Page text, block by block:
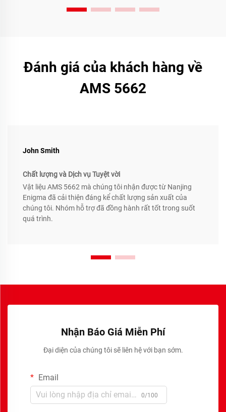
Đánh giá của khách hàng về
AMS 5662
John Smith
Chất lượng và Dịch vụ Tuyệt vời
Vật liệu AMS 5662 mà chúng tôi nhận được từ Nanjing
Enigma đã cải thiện đáng kể chất lượng sản xuất của
chúng tôi. Nhóm hỗ trợ đã đồng hành rất tốt trong suốt
quá trình.
Nhận Báo Giá Miễn Phí
Đại diện của chúng tôi sẽ liên hệ với bạn sớm.
Email
0/100